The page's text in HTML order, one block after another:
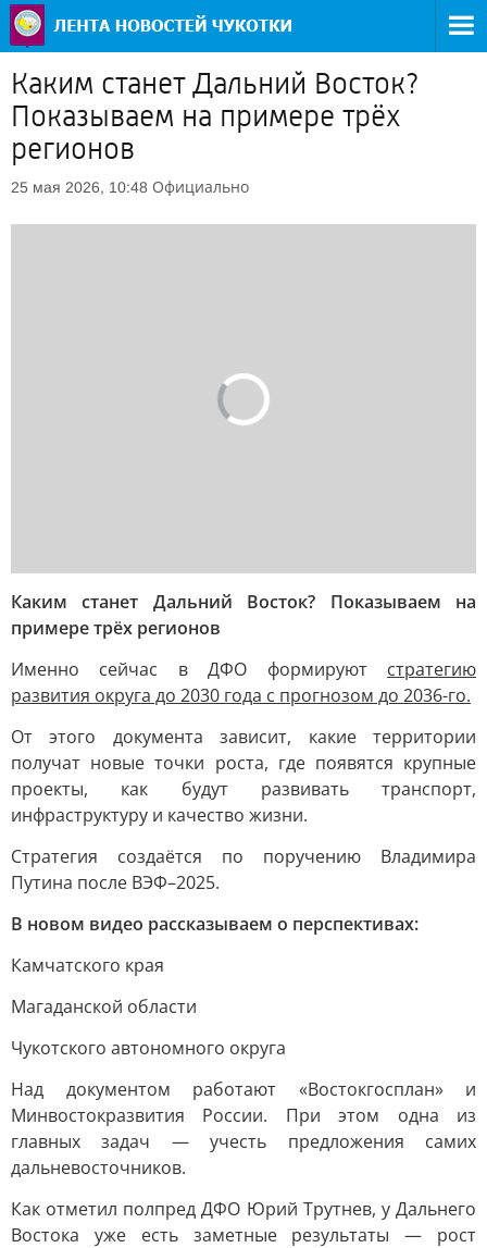
Каким станет Дальний Восток?
Показываем на примере трёх
регионов
25 мая 2026, 10:48 Официально
Каким станет Дальний Восток? Показываем на
примере трёх регионов
Именно сейчас в ДФО формируют стратегию
развития округа до 2030 года с прогнозом до 2036-го.
От этого документа зависит, какие территории
получат новые точки роста, где появятся крупные
проекты, как будут развивать транспорт,
инфраструктуру и качество жизни.
Стратегия создаётся по поручению Владимира
Путина после ВЭФ–2025.
В новом видео рассказываем о перспективах:
Камчатского края
Магаданской области
Чукотского автономного округа
Над документом работают «Востокгосплан» и
Минвостокразвития России. При этом одна из
главных задач — учесть предложения самих
дальневосточников.
Как отметил полпред ДФО Юрий Трутнев, у Дальнего
Востока уже есть заметные результаты — рост